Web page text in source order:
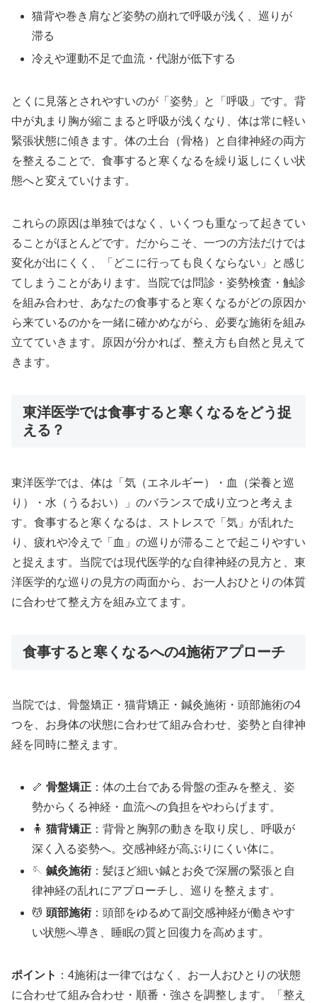
猫背や巻き肩など姿勢の崩れで呼吸が浅く、巡りが
滞る
冷えや運動不足で血流・代謝が低下する
とくに見落とされやすいのが「姿勢」と「呼吸」です。背
中が丸まり胸が縮こまると呼吸が浅くなり、体は常に軽い
緊張状態に傾きます。体の土台（骨格）と自律神経の両方
を整えることで、食事すると寒くなるを繰り返しにくい状
態へと変えていけます。
これらの原因は単独ではなく、いくつも重なって起きてい
ることがほとんどです。だからこそ、一つの方法だけでは
変化が出にくく、「どこに行っても良くならない」と感じ
てしまうことがあります。当院では問診・姿勢検査・触診
を組み合わせ、あなたの食事すると寒くなるがどの原因か
ら来ているのかを一緒に確かめながら、必要な施術を組み
立てていきます。原因が分かれば、整え方も自然と見えて
きます。
東洋医学では食事すると寒くなるをどう捉
える？
東洋医学では、体は「気（エネルギー）・血（栄養と巡
り）・水（うるおい）」のバランスで成り立つと考えま
す。食事すると寒くなるは、ストレスで「気」が乱れた
り、疲れや冷えで「血」の巡りが滞ることで起こりやすい
と捉えます。当院では現代医学的な自律神経の見方と、東
洋医学的な巡りの見方の両面から、お一人おひとりの体質
に合わせて整え方を組み立てます。
食事すると寒くなるへの4施術アプローチ
当院では、骨盤矯正・猫背矯正・鍼灸施術・頭部施術の4
つを、お身体の状態に合わせて組み合わせ、姿勢と自律神
経を同時に整えます。
🦴骨盤矯正 ：体の土台である骨盤の歪みを整え、姿
勢からくる神経・血流への負担をやわらげます。
🧍猫背矯正 ：背骨と胸郭の動きを取り戻し、呼吸が
深く入る姿勢へ。交感神経が高ぶりにくい体に。
🪡鍼灸施術 ：髪ほど細い鍼とお灸で深層の緊張と自
律神経の乱れにアプローチし、巡りを整えます。
💆頭部施術 ：頭部をゆるめて副交感神経が働きやす
い状態へ導き、睡眠の質と回復力を高めます。
ポイント ：4施術は一律ではなく、お一人おひとりの状態
に合わせて組み合わせ・順番・強さを調整します。「整え